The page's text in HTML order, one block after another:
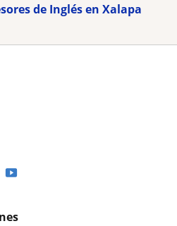
de Inglés en Xalapa